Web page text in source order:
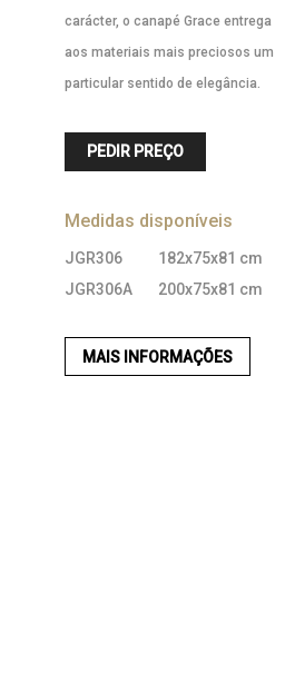
carácter, o canapé Grace entrega
aos materiais mais preciosos um
particular sentido de elegância.
PEDIR PREÇO
Medidas disponíveis
JGR306
182x75x81 cm
JGR306A
200x75x81 cm
MAIS INFORMAÇÕES